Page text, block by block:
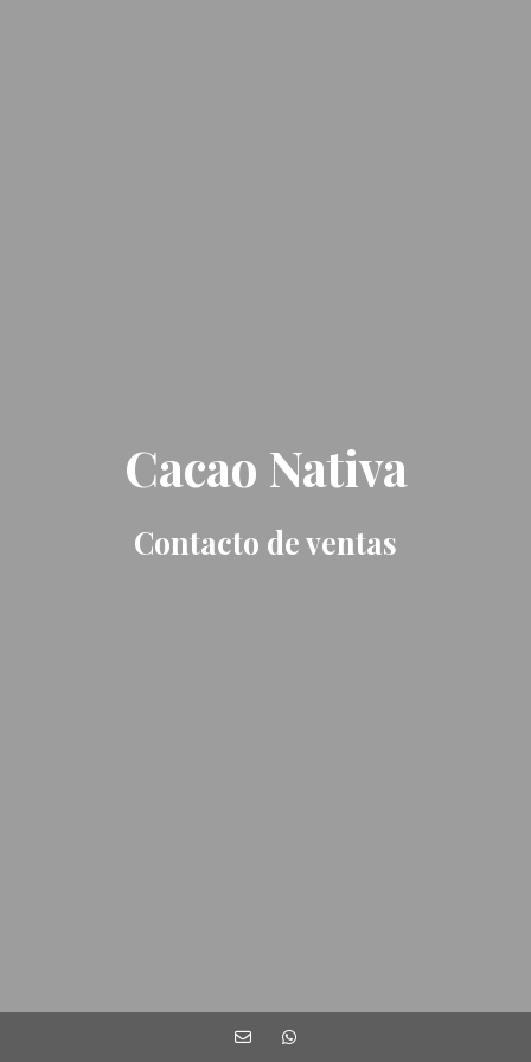
Cacao Nativa
Contacto de ventas